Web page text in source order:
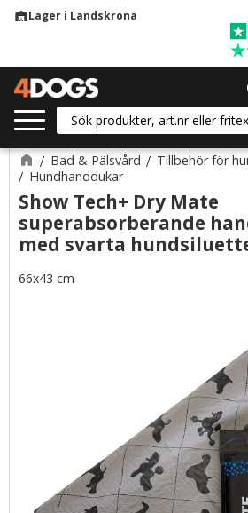
warehouseLager i Landskrona
Bad & Pälsvård
Tillbehör för
Hundhanddukar
Show Tech+ Dry Mate
superabsorberande
med svarta
66x43 cm